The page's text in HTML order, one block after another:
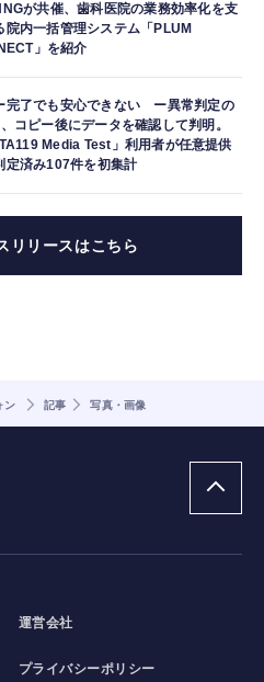
が共催、歯科医院の業務効率化を支
院内一括管理システム「PLUM
」を紹介
完了でも安心できない ー異常判定の
コピー後にデータを確認して判明。
Media Test」利用者が任意提供
定済み107件を初集計
リリースはこちら
ン 記事 写真・画像
運営会社
プライバシーポリシー